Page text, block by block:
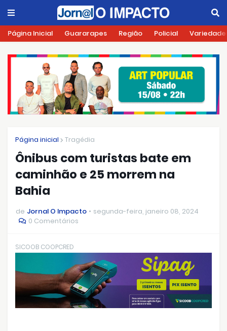
Página Inicial Guararapes Região Policial
Página inicial Tragédia
Ônibus com turistas bate em
caminhão e 25 morrem na
Bahia
de Jornal O Impacto
segunda-feira, janeiro 08, 2024
0 Comentários
SICOOB COOPCRED